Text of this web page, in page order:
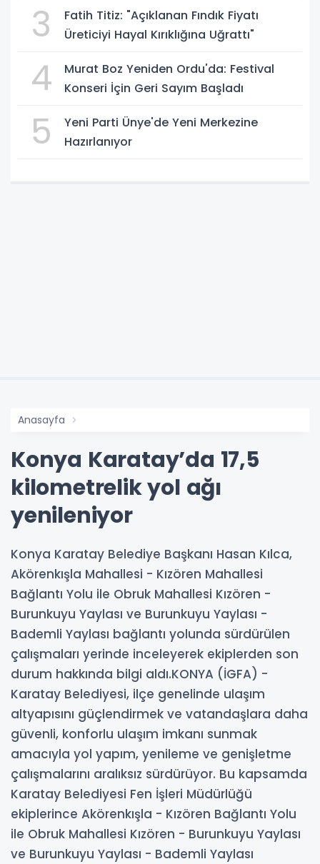
3
Fatih Titiz: "Açıklanan Fındık Fiyatı
Üreticiyi Hayal Kırıklığına Uğrattı"
4
Murat Boz Yeniden Ordu'da: Festival
Konseri İçin Geri Sayım Başladı
5
Yeni Parti Ünye'de Yeni Merkezine
Hazırlanıyor
Anasayfa
Konya Karatay’da 17,5
kilometrelik yol ağı
yenileniyor
Konya Karatay Belediye Başkanı Hasan Kılca,
Akörenkışla Mahallesi - Kızören Mahallesi
Bağlantı Yolu ile Obruk Mahallesi Kızören -
Burunkuyu Yaylası ve Burunkuyu Yaylası -
Bademli Yaylası bağlantı yolunda sürdürülen
çalışmaları yerinde inceleyerek ekiplerden son
durum hakkında bilgi aldı.KONYA (İGFA) -
Karatay Belediyesi, ilçe genelinde ulaşım
altyapısını güçlendirmek ve vatandaşlara daha
güvenli, konforlu ulaşım imkanı sunmak
amacıyla yol yapım, yenileme ve genişletme
çalışmalarını aralıksız sürdürüyor. Bu kapsamda
Karatay Belediyesi Fen İşleri Müdürlüğü
ekiplerince Akörenkışla - Kızören Bağlantı Yolu
ile Obruk Mahallesi Kızören - Burunkuyu Yaylası
ve Burunkuyu Yaylası - Bademli Yaylası